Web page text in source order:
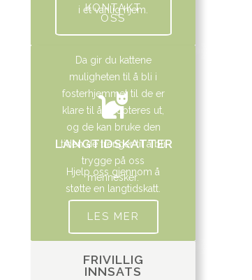
i et vanlig hjem.
KONTAKT
OSS
LANGTIDSKATTER
Hjelp oss gjennom å
støtte en langtidskatt.
Da gir du kattene
muligheten til å bli i
fosterhjemmet til de er
klare til å adopteres ut,
og de kan bruke den
tiden de trenger til å bli
trygge på oss
mennesker.
LES MER
FRIVILLIG
INNSATS